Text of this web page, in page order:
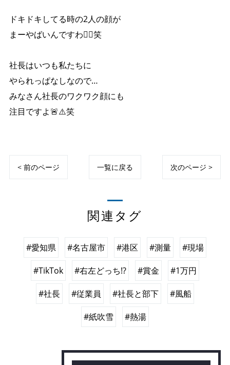
ドキドキしてる時の2人の顔が
まーやばいんですわ🤷‍♀️笑
社長はいつも私たちに
やられっぱなしなので…
みなさん社長のワクワク顔にも
注目ですよ🚨⚠️笑
< 前のページ 一覧に戻る 次のページ >
関連タグ
#愛知県 #名古屋市 #港区 #測量 #現場
#TikTok #右左どっち!? #賞金 #1万円
#社長 #従業員 #社長と部下 #風船
#紙吹雪 #熱湯